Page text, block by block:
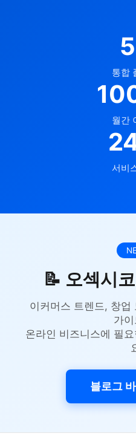
통합
월간
서비
📝 오섹시
이커머스 트렌드, 창업
가
온라인 비즈니스에 필
블로그